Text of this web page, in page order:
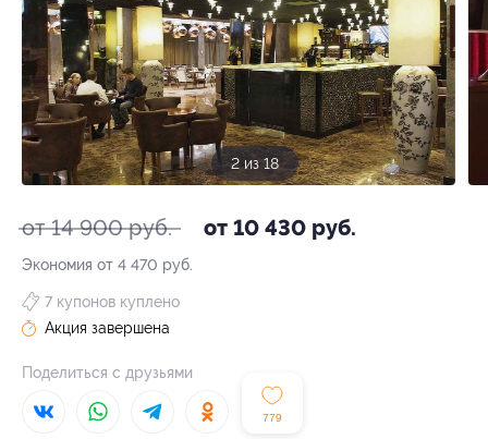
3 из 18
от 14 900 руб. от 10 430 руб.
Экономия от 4 470 руб.
779
7 купонов куплено
Акция завершена
Поделиться с друзьями